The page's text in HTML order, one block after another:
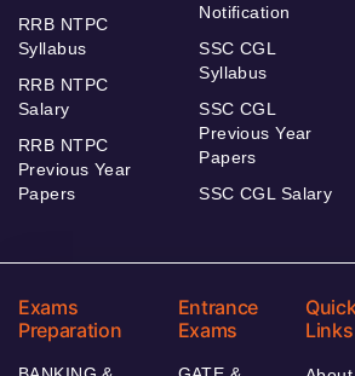
RRB NTPC
Syllabus
RRB NTPC
Salary
RRB NTPC
Previous Year
Papers
Notification
SSC CGL
Syllabus
SSC CGL
Previous Year
Papers
SSC CGL Salary
Exams
Preparation
Entrance
Exams
Links